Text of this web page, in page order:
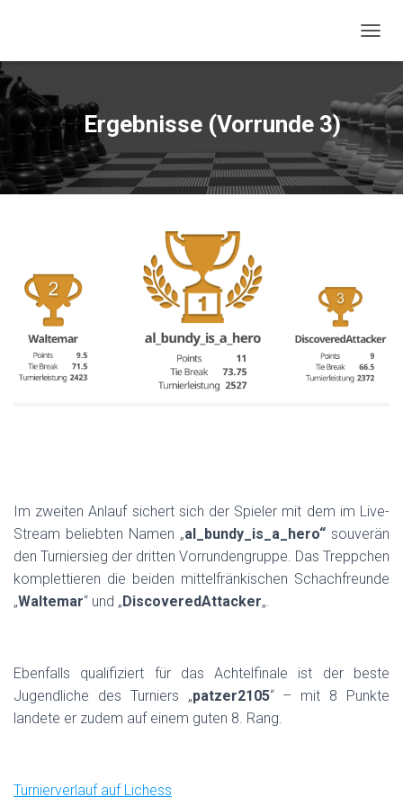
Ergebnisse (Vorrunde 3)
Im zweiten Anlauf sichert sich der Spieler mit dem im Live-
Stream beliebten Namen „al_bundy_is_a_hero“ souverän
den Turniersieg der dritten Vorrundengruppe. Das Treppchen
komplettieren die beiden mittelfränkischen Schachfreunde
„Waltemar“ und „DiscoveredAttacker„.
Ebenfalls qualifiziert für das Achtelfinale ist der beste
Jugendliche des Turniers „patzer2105“ – mit 8 Punkte
landete er zudem auf einem guten 8. Rang.
Turnierverlauf auf Lichess